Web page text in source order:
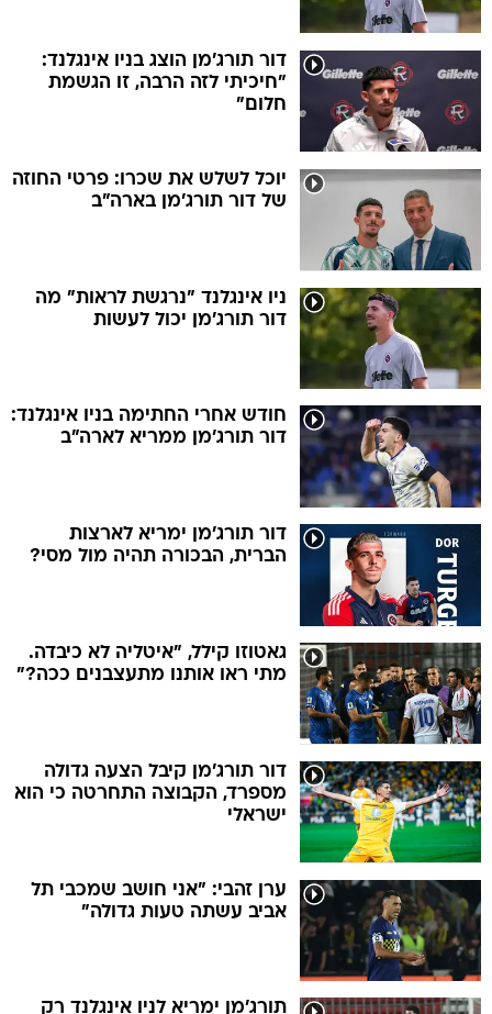
דור תורג'מן הוצג בניו אינגלנד:
"חיכיתי לזה הרבה, זו הגשמת
חלום"
יוכל לשלש את שכרו: פרטי החוזה
של דור תורג'מן בארה"ב
ניו אינגלנד "נרגשת לראות" מה
דור תורג'מן יכול לעשות
חודש אחרי החתימה בניו אינגלנד:
דור תורג'מן ממריא לארה"ב
דור תורג'מן ימריא לארצות
הברית, הבכורה תהיה מול מסי?
גאטוזו קילל, "איטליה לא כיבדה.
מתי ראו אותנו מתעצבנים ככה?"
דור תורג'מן קיבל הצעה גדולה
מספרד, הקבוצה התחרטה כי הוא
ישראלי
ערן זהבי: "אני חושב שמכבי תל
אביב עשתה טעות גדולה"
תורג'מן ימריא לניו אינגלנד רק